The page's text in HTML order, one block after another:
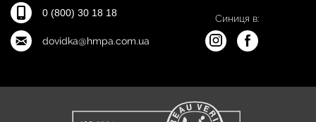
0 (800) 30 18 18
dovidka@hmpa.com.ua
Синиця в: